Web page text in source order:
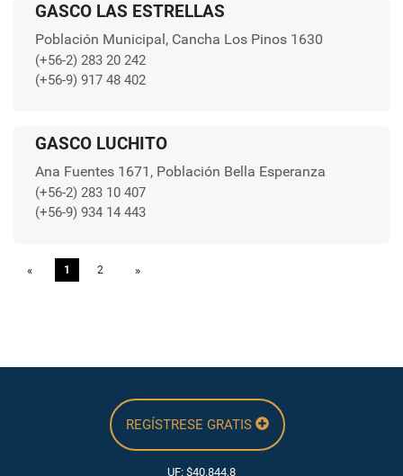
GASCO LAS ESTRELLAS
Población Municipal, Cancha Los Pinos 1630
(+56-2) 283 20 242
(+56-9) 917 48 402
GASCO LUCHITO
Ana Fuentes 1671, Población Bella Esperanza
(+56-2) 283 10 407
(+56-9) 934 14 443
« Previous
1 2 »
REGÍSTRESE GRATIS
UF: $40.844,8